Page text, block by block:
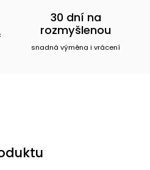
30 dní na
rozmyšlenou
snadná výměna i vrácení